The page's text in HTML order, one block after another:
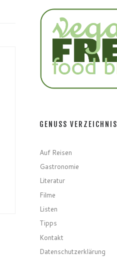
GENUSS VERZEICHNIS
Auf Reisen
Gastronomie
Literatur
Filme
Listen
Tipps
Kontakt
Datenschutzerklärung